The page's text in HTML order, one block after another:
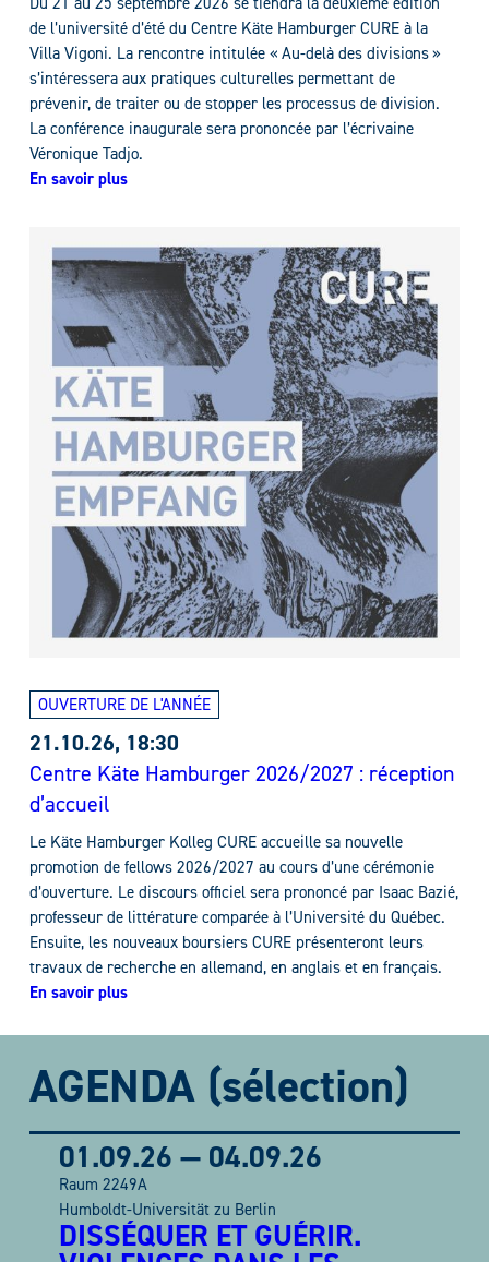
de l’université d’été du Centre Käte Hamburger CURE à la
Villa Vigoni. La rencontre intitulée « Au-delà des divisions »
s’intéressera aux pratiques culturelles permettant de
prévenir, de traiter ou de stopper les processus de division.
La conférence inaugurale sera prononcée par l’écrivaine
Véronique Tadjo.
En savoir plus
OUVERTURE DE L'ANNÉE
21.10.26, 18:30
Centre Käte Hamburger 2026/2027 : réception
d’accueil
Le Käte Hamburger Kolleg CURE accueille sa nouvelle
promotion de fellows 2026/2027 au cours d’une cérémonie
d’ouverture. Le discours officiel sera prononcé par Isaac Bazié,
professeur de littérature comparée à l’Université du Québec.
Ensuite, les nouveaux boursiers CURE présenteront leurs
travaux de recherche en allemand, en anglais et en français.
En savoir plus
AGENDA (sélection)
01.09.26 — 04.09.26
Raum 2249A
Humboldt-Universität zu Berlin
DISSÉQUER ET GUÉRIR.